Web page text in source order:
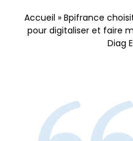
Accueil » Bpifrance
pour digitaliser et faire
Diag